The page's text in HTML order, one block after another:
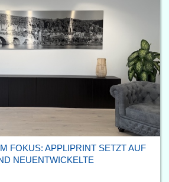
FOKUS: APPLIPRINT SETZT AUF
NEUENTWICKELTE